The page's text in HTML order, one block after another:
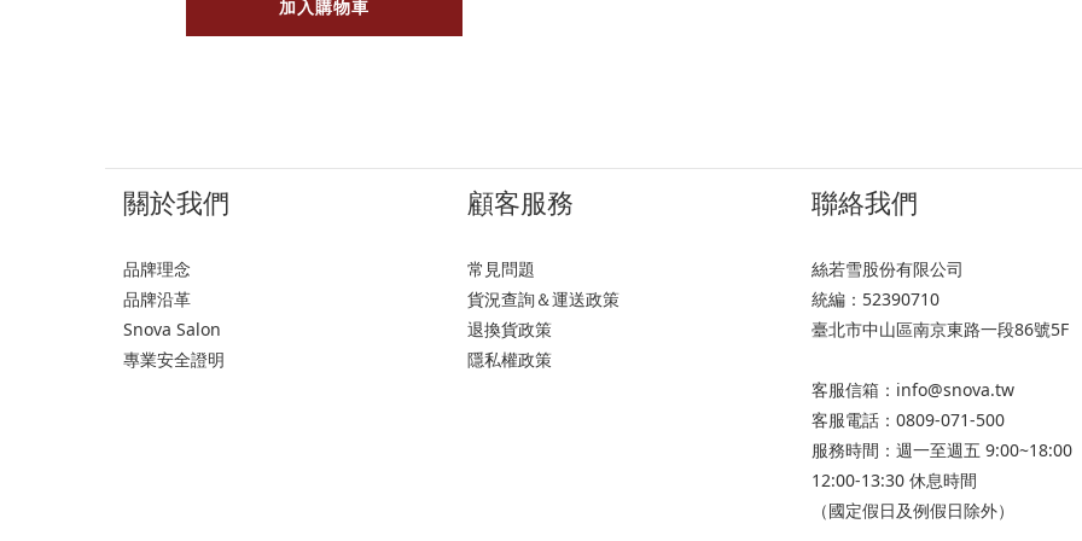
加入購物車
關於我們
品牌理念
品牌沿革
Snova Salon
專業安全證明
顧客服務
常見問題
貨況查詢＆運送政策
退換貨政策
隱私權政策
聯絡我們
絲若雪股份有限公司
統編：52390710
臺北市中山區南京東路一段86號5F
客服信箱：info@snova.tw
客服電話：0809-071-500
服務時間：週一至週五 9:00~18:00
12:00-13:30 休息時間
（國定假日及例假日除外）